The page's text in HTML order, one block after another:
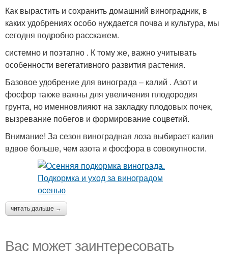
Как вырастить и сохранить домашний виноградник, в
каких удобрениях особо нуждается почва и культура, мы
сегодня подробно расскажем.
системно и поэтапно . К тому же, важно учитывать
особенности вегетативного развития растения.
Базовое удобрение для винограда – калий . Азот и
фосфор также важны для увеличения плодородия
грунта, но именновлияют на закладку плодовых почек,
вызревание побегов и формирование соцветий.
Внимание! За сезон виноградная лоза выбирает калия
вдвое больше, чем азота и фосфора в совокупности.
читать дальше →
Вас может заинтересовать